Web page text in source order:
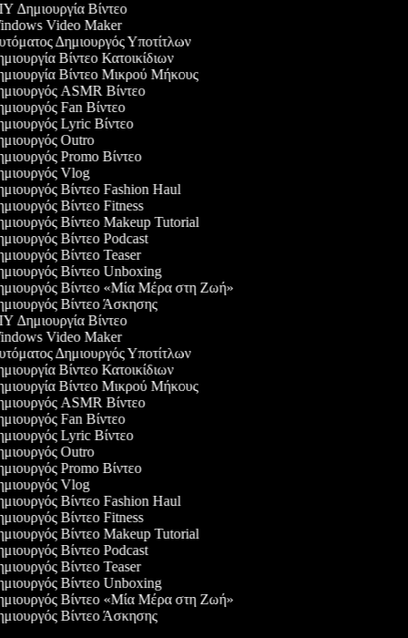
Δημιουργία Βίντεο
Video Maker
Δημιουργός Υποτίτλων
Βίντεο Κατοικίδιων
Βίντεο Μικρού Μήκους
ASMR Βίντεο
Fan Βίντεο
Lyric Βίντεο
Outro
Promo Βίντεο
Vlog
Βίντεο Fashion Haul
Βίντεο Fitness
Βίντεο Makeup Tutorial
Βίντεο Podcast
Βίντεο Teaser
Βίντεο Unboxing
Βίντεο «Μία Μέρα στη Ζωή»
Βίντεο Άσκησης
Δημιουργία Βίντεο
Video Maker
Δημιουργός Υποτίτλων
Βίντεο Κατοικίδιων
Βίντεο Μικρού Μήκους
ASMR Βίντεο
Fan Βίντεο
Lyric Βίντεο
Outro
Promo Βίντεο
Vlog
Βίντεο Fashion Haul
Βίντεο Fitness
Βίντεο Makeup Tutorial
Βίντεο Podcast
Βίντεο Teaser
Βίντεο Unboxing
Βίντεο «Μία Μέρα στη Ζωή»
Βίντεο Άσκησης